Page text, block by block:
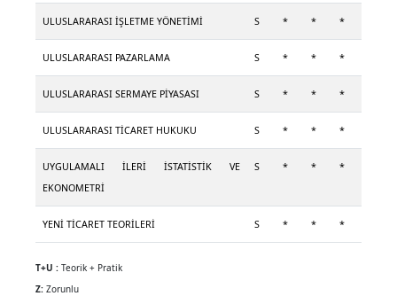
ULUSLARARASI İŞLETME YÖNETİMİ S * * *
ULUSLARARASI PAZARLAMA S * * *
ULUSLARARASI SERMAYE PİYASASI S * * *
ULUSLARARASI TİCARET HUKUKU S * * *
UYGULAMALI İLERİ İSTATİSTİK VE
EKONOMETRİ
S * * *
YENİ TİCARET TEORİLERİ S * * *
T+U : Teorik + Pratik
Z: Zorunlu